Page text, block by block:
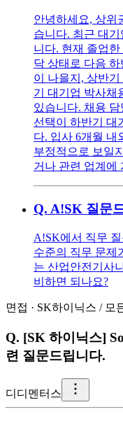
안녕하세요, 상위
습니다. 최근 대
니다. 현재 졸업
닥 상태로 다음
이 나을지, 상반
기 대기업 박사채
있습니다. 채용
선택이 하반기 대
다. 입사 6개월 내
부정적으로 보일
거나 관련 업계에
Q. A!SK 질문
A!SK에서 직무
수준의 직무 문제
는 산업안전기사
비하면 되나요?
면접 · SK하이닉스 / 모
Q. [SK 하이닉스]
련 질문드립니다.
디 디멘터스